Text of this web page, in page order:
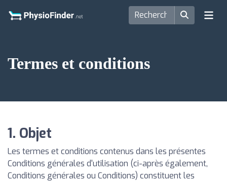
Termes et conditions
1. Objet
Les termes et conditions contenus dans les présentes
Conditions générales d'utilisation (ci-après également,
Conditions générales ou Conditions) constituent les